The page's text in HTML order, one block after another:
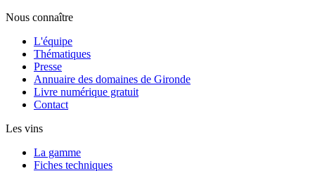
Nous connaître
L'équipe
Thématiques
Presse
Annuaire des domaines de Gironde
Livre numérique gratuit
Contact
Les vins
La gamme
Fiches techniques